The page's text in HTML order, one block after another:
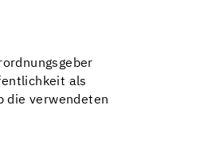
als
die verwendeten